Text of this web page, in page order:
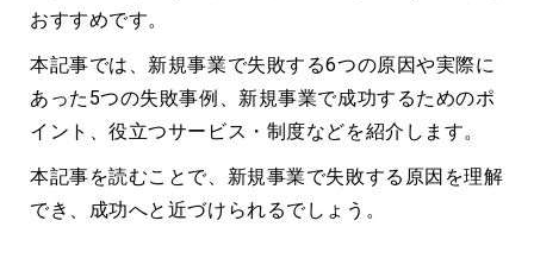
おすすめです。
本記事では、新規事業で失敗する6つの原因や実際に
あった5つの失敗事例、新規事業で成功するためのポ
イント、役立つサービス・制度などを紹介します。
本記事を読むことで、新規事業で失敗する原因を理解
でき、成功へと近づけられるでしょう。